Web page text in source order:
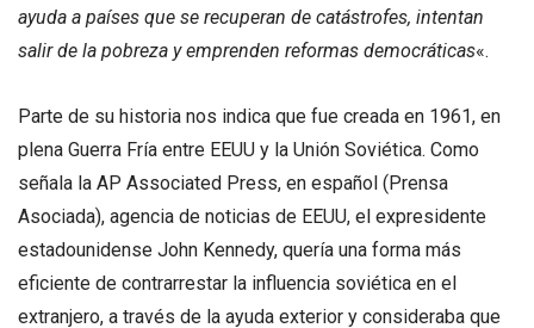
ayuda a países que se recuperan de catástrofes, intentan
salir de la pobreza y emprenden reformas democráticas«.
Parte de su historia nos indica que fue creada en 1961, en
plena Guerra Fría entre EEUU y la Unión Soviética. Como
señala la AP Associated Press, en español (Prensa
Asociada), agencia de noticias de EEUU, el expresidente
estadounidense John Kennedy, quería una forma más
eficiente de contrarrestar la influencia soviética en el
extranjero, a través de la ayuda exterior y consideraba que